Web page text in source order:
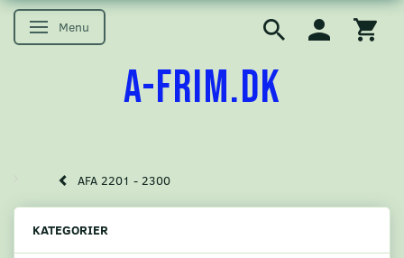
Skifte navigation
Menu
A-FRIM.DK
AFA 2201 - 2300
KATEGORIER